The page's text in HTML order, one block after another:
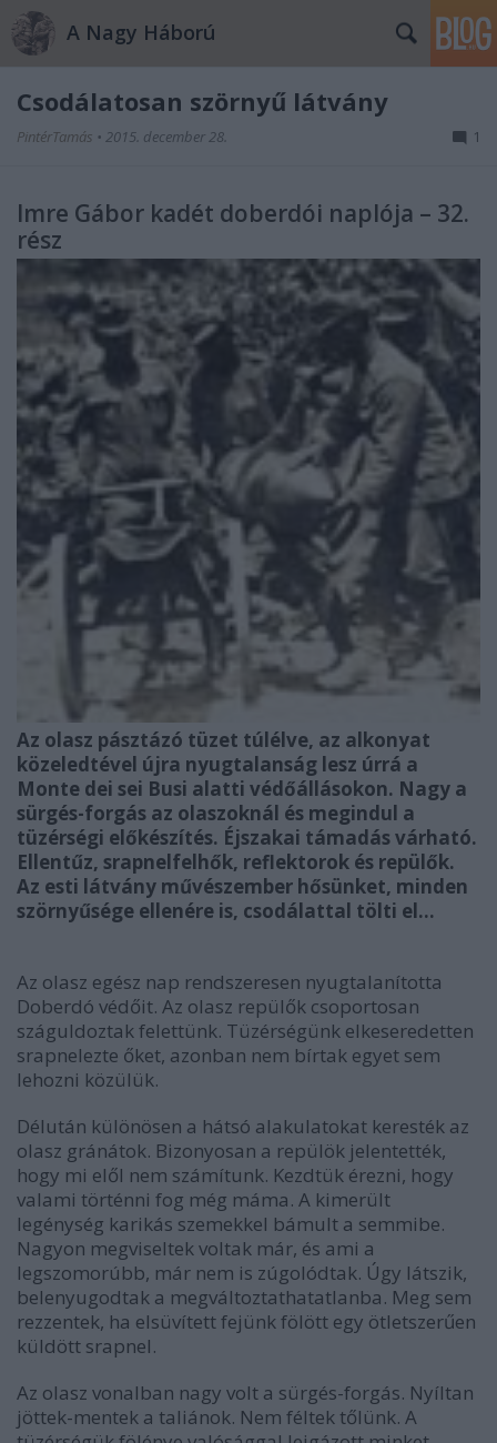
A Nagy Háború
Csodálatosan szörnyű látvány
PintérTamás • 2015. december 28. 1
Imre Gábor kadét doberdói naplója – 32.
rész
Az olasz pásztázó tüzet túlélve, az alkonyat
közeledtével újra nyugtalanság lesz úrrá a
Monte dei sei Busi alatti védőállásokon. Nagy a
sürgés-forgás az olaszoknál és megindul a
tüzérségi előkészítés. Éjszakai támadás várható.
Ellentűz, srapnelfelhők, reflektorok és repülők.
Az esti látvány művészember hősünket, minden
szörnyűsége ellenére is, csodálattal tölti el…
Az olasz egész nap rendszeresen nyugtalanította
Doberdó védőit. Az olasz repülők csoportosan
száguldoztak felettünk. Tüzérségünk elkeseredetten
srapnelezte őket, azonban nem bírtak egyet sem
lehozni közülük.
Délután különösen a hátsó alakulatokat keresték az
olasz gránátok. Bizonyosan a repülök jelentették,
hogy mi elől nem számítunk. Kezdtük érezni, hogy
valami történni fog még máma. A kimerült
legénység karikás szemekkel bámult a semmibe.
Nagyon megviseltek voltak már, és ami a
legszomorúbb, már nem is zúgolódtak. Úgy látszik,
belenyugodtak a megváltoztathatatlanba. Meg sem
rezzentek, ha elsüvített fejünk fölött egy ötletszerűen
küldött srapnel.
Az olasz vonalban nagy volt a sürgés-forgás. Nyíltan
jöttek-mentek a taliánok. Nem féltek tőlünk. A